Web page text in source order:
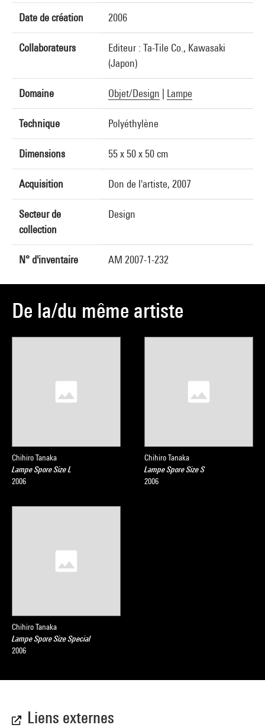
Date de création 2006
Collaborateurs
Editeur : Ta-Tile Co., Kawasaki
(Japon)
Domaine Objet/Design Lampe
Technique Polyéthylène
Dimensions 55 x 50 x 50 cm
Acquisition Don de l'artiste, 2007
Secteur de
collection
Design
N° d'inventaire AM 2007-1-232
De la/du même artiste
Chihiro Tanaka
Lampe Spore Size L
2006
Chihiro Tanaka
Lampe Spore Size S
2006
Chihiro Tanaka
Lampe Spore Size Special
2006
Liens externes